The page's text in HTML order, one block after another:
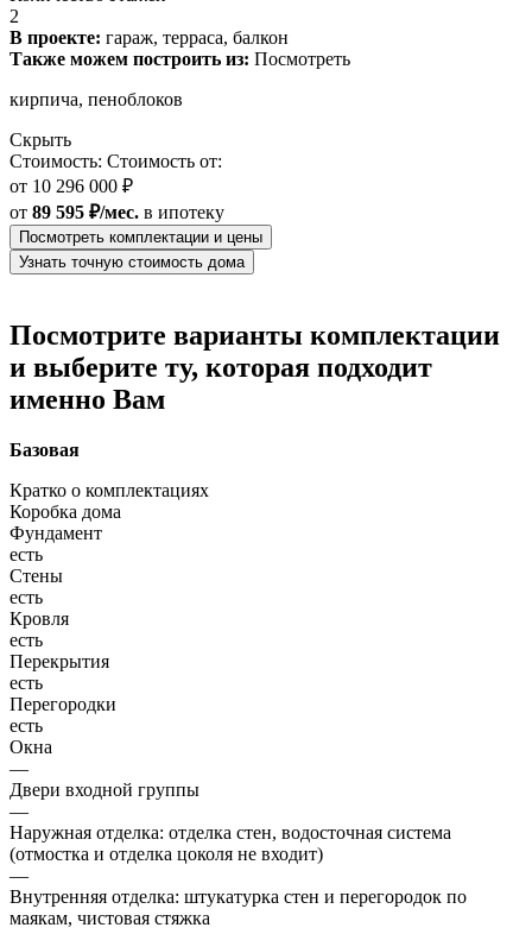
2
В проекте: гараж, терраса, балкон
Также можем построить из: Посмотреть
кирпича, пеноблоков
Скрыть
Стоимость: Стоимость от:
от 10 296 000 ₽
от 89 595 ₽/мес. в ипотеку
Посмотреть комплектации и цены
Узнать точную стоимость дома
Посмотрите варианты комплектации
и выберите ту, которая подходит
именно Вам
Базовая
Кратко о комплектациях
Коробка дома
Фундамент
есть
Стены
есть
Кровля
есть
Перекрытия
есть
Перегородки
есть
Окна
—
Двери входной группы
—
Наружная отделка: отделка стен, водосточная система
(отмостка и отделка цоколя не входит)
—
Внутренняя отделка: штукатурка стен и перегородок по
маякам, чистовая стяжка